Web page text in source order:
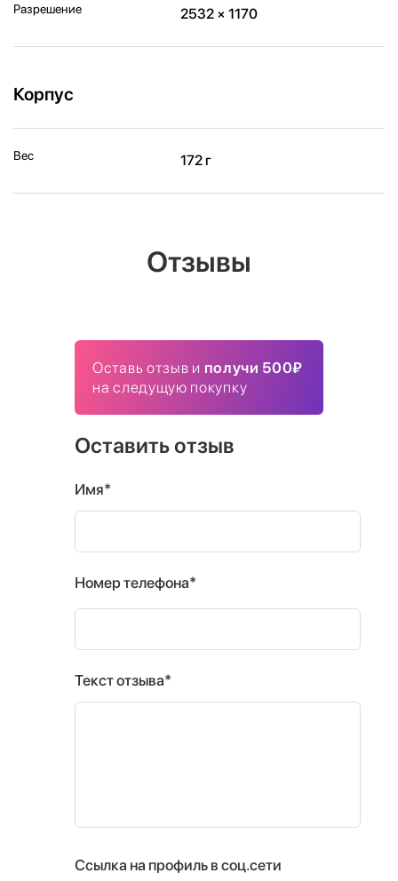
Разрешение 2532 × 1170
Корпус
Вес 172 г
Отзывы
Оставь отзыв и получи 500₽
на следущую покупку
Оставить отзыв
Имя*
Номер телефона*
Текст отзыва*
Ссылка на профиль в соц.сети